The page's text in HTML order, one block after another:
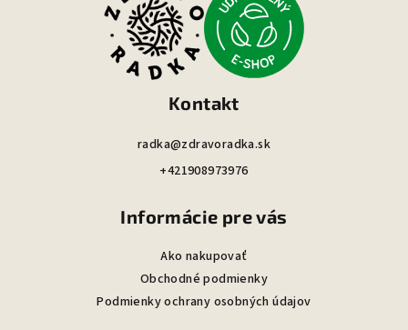
Kontakt
radka@zdravoradka.sk
+421908973976
Informácie pre vás
Ako nakupovať
Obchodné podmienky
Podmienky ochrany osobných údajov